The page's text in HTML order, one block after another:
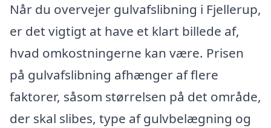
Når du overvejer gulvafslibning i Fjellerup,
er det vigtigt at have et klart billede af,
hvad omkostningerne kan være. Prisen
på gulvafslibning afhænger af flere
faktorer, såsom størrelsen på det område,
der skal slibes, type af gulvbelægning og